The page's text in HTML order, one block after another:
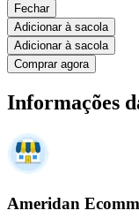
Fechar
Adicionar à sacola
Adicionar à sacola
Comprar agora
Informações
Ameridan